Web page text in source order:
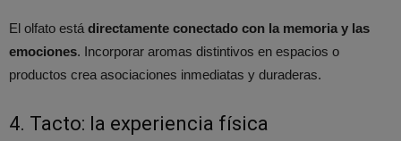
El olfato está directamente conectado con la memoria y las
emociones. Incorporar aromas distintivos en espacios o
productos crea asociaciones inmediatas y duraderas.
4. Tacto: la experiencia física